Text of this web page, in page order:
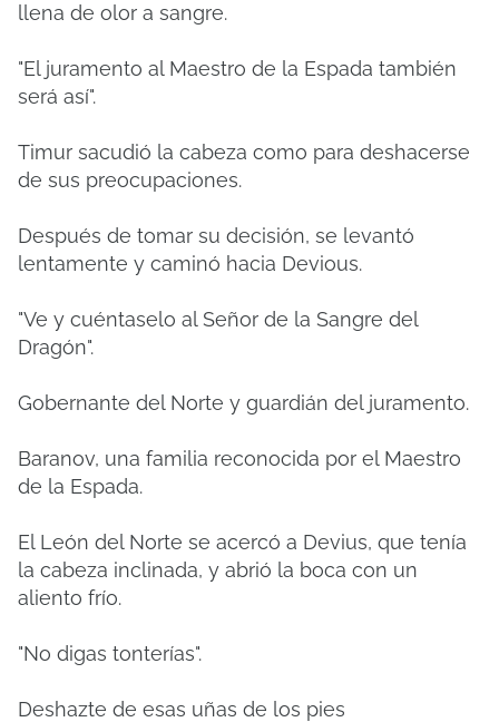
llena de olor a sangre.
"El juramento al Maestro de la Espada también
será así".
Timur sacudió la cabeza como para deshacerse
de sus preocupaciones.
Después de tomar su decisión, se levantó
lentamente y caminó hacia Devious.
"Ve y cuéntaselo al Señor de la Sangre del
Dragón".
Gobernante del Norte y guardián del juramento.
Baranov, una familia reconocida por el Maestro
de la Espada.
El León del Norte se acercó a Devius, que tenía
la cabeza inclinada, y abrió la boca con un
aliento frío.
"No digas tonterías".
Deshazte de esas uñas de los pies